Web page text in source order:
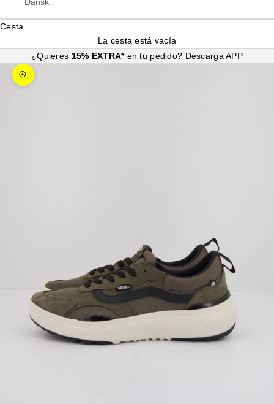
Cesta
La cesta está vacía
¿Quieres 15% EXTRA* en tu pedido? Descarga APP
Zoom